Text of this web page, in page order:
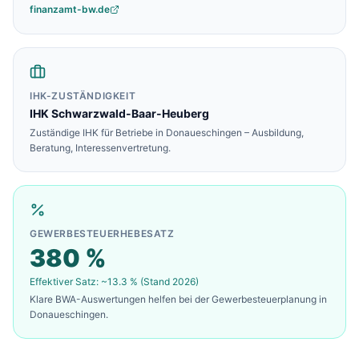
finanzamt-bw.de
IHK-ZUSTÄNDIGKEIT
IHK Schwarzwald-Baar-Heuberg
Zuständige IHK für Betriebe in Donaueschingen – Ausbildung,
Beratung, Interessenvertretung.
GEWERBESTEUERHEBESATZ
380 %
Effektiver Satz: ~13.3 % (Stand 2026)
Klare BWA-Auswertungen helfen bei der Gewerbesteuerplanung in
Donaueschingen.